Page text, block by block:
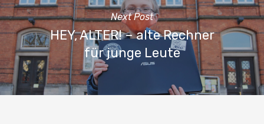
Next Post
HEY, ALTER! – alte Rechner
für junge Leute